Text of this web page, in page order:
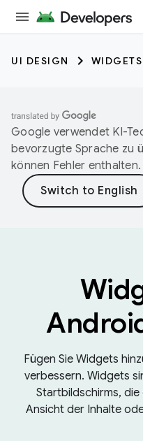
UI DESIGN WIDGETS
Google verwendet KI-
bevorzugte Sprache zu
können Fehler enthalten.
Fügen Sie Widgets
verbessern. Widgets
Startbildschirms,
Ansicht der Inhalte